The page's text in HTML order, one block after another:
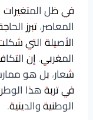
في ظل المتغيرات
المعاصر، تبرز
الأصيلة التي
المغربي. إن
شعار، بل هو
في تربة هذا
الوطنية والدينية.